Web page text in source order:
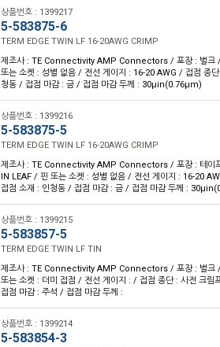
상품번호 : 1399217
5-583875-6
TERM EDGE TWIN LF 16-20AWG CRIMP
제조사 : TE Connectivity AMP Connectors / 포장 : 벌크
또는 소켓 : 성별 없음 / 전선 게이지 : 16-20 AWG / 접점 종
청동 / 접점 마감 : 금 / 접점 마감 두께 : 30µin(0.76µm)
상품번호 : 1399216
5-583875-5
TERM EDGE TWIN LF 16-20AWG CRIMP
제조사 : TE Connectivity AMP Connectors / 포장 : 테이
IN LEAF / 핀 또는 소켓 : 성별 없음 / 전선 게이지 : 16-20
접점 소재 : 인청동 / 접점 마감 : 금 / 접점 마감 두께 :
상품번호 : 1399215
5-583857-5
TERM EDGE TWIN LF TIN
제조사 : TE Connectivity AMP Connectors / 포장 : 벌크
또는 소켓 : 더미 접점 / 전선 게이지 : / 접점 종단 : 사전 크림
접점 마감 : 주석 / 접점 마감 두께 :
상품번호 : 1399214
5-583854-3